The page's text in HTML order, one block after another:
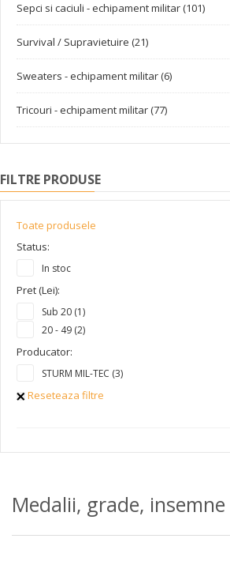
Sepci si caciuli - echipament militar (101)
Survival / Supravietuire (21)
Sweaters - echipament militar (6)
Tricouri - echipament militar (77)
FILTRE PRODUSE
Toate produsele
Status:
In stoc
Pret (Lei):
Sub 20 (1)
20 - 49 (2)
Producator:
STURM MIL-TEC (3)
Reseteaza filtre
Medalii, grade,